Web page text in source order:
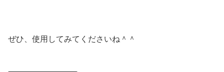
ぜひ、使用してみてくださいね＾＾